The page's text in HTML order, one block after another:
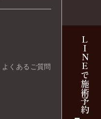
LINEで施術予約
よくあるご質問